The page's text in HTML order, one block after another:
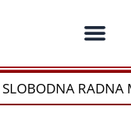
SLOBODNA RADNA